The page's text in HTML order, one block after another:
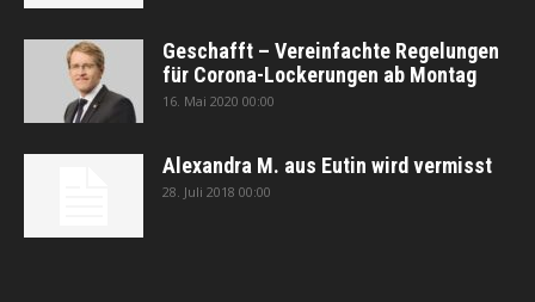
Geschafft – Vereinfachte Regelungen
für Corona-Lockerungen ab Montag
16. Mai 2020 00:00
Alexandra M. aus Eutin wird vermisst
28. Juli 2018 00:00